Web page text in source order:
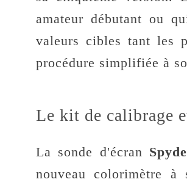
amateur débutant ou
valeurs cibles tant les
procédure simplifiée à
Le kit de calibrage
La sonde d'écran
nouveau colorimètre